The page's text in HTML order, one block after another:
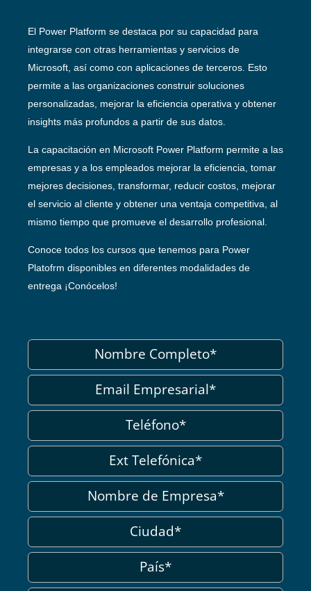
El Power Platform se destaca por su capacidad para
integrarse con otras herramientas y servicios de
Microsoft, así como con aplicaciones de terceros. Esto
permite a las organizaciones construir soluciones
personalizadas, mejorar la eficiencia operativa y obtener
insights más profundos a partir de sus datos.
La capacitación en Microsoft Power Platform permite a las
empresas y a los empleados mejorar la eficiencia, tomar
mejores decisiones, transformar, reducir costos, mejorar
el servicio al cliente y obtener una ventaja competitiva, al
mismo tiempo que promueve el desarrollo profesional.
Conoce todos los cursos que tenemos para Power
Platofrm disponibles en diferentes modalidades de
entrega ¡Conócelos!